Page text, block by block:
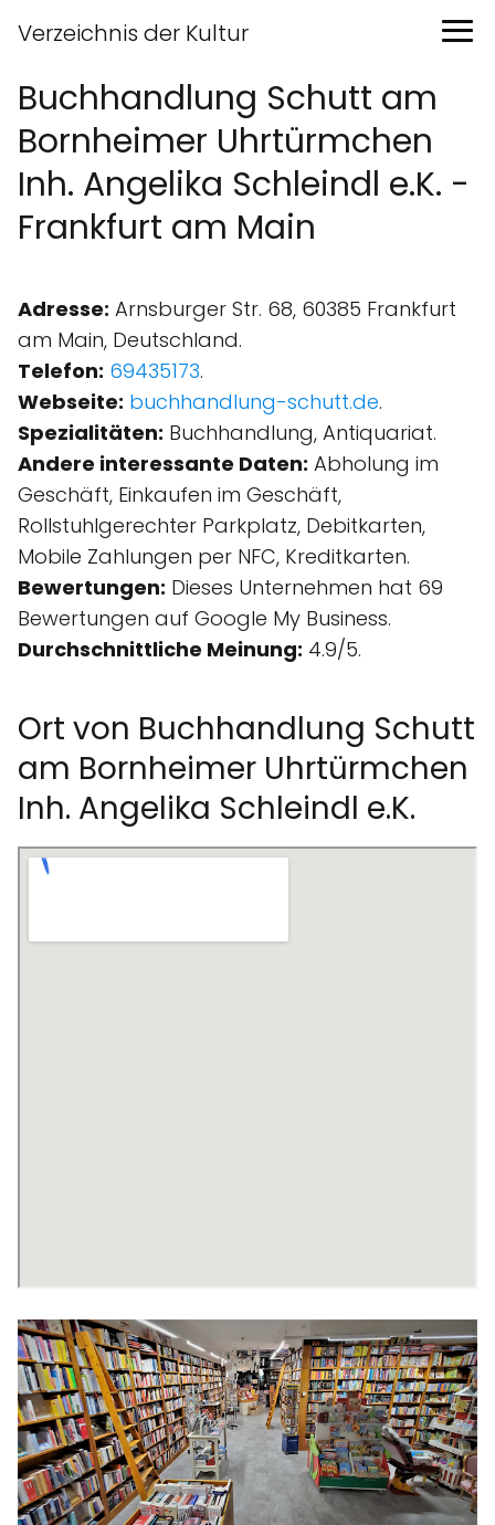
Verzeichnis der Kultur
Buchhandlung Schutt am
Bornheimer Uhrtürmchen
Inh. Angelika Schleindl e.K. -
Frankfurt am Main
Adresse: Arnsburger Str. 68, 60385 Frankfurt
am Main, Deutschland.
Telefon: 69435173.
Webseite: buchhandlung-schutt.de.
Spezialitäten: Buchhandlung, Antiquariat.
Andere interessante Daten: Abholung im
Geschäft, Einkaufen im Geschäft,
Rollstuhlgerechter Parkplatz, Debitkarten,
Mobile Zahlungen per NFC, Kreditkarten.
Bewertungen: Dieses Unternehmen hat 69
Bewertungen auf Google My Business.
Durchschnittliche Meinung: 4.9/5.
Ort von Buchhandlung Schutt
am Bornheimer Uhrtürmchen
Inh. Angelika Schleindl e.K.